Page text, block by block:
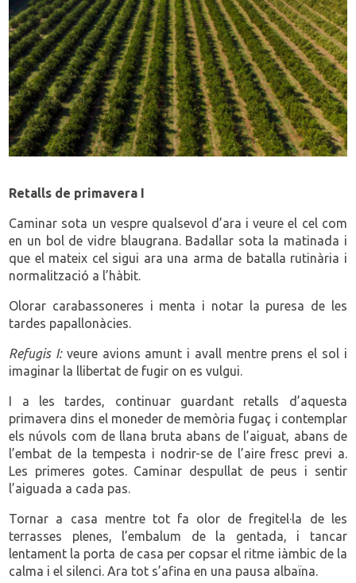
Retalls de primavera I
Caminar sota un vespre qualsevol d’ara i veure el cel com
en un bol de vidre blaugrana. Badallar sota la matinada i
que el mateix cel sigui ara una arma de batalla rutinària i
normalització a l’hàbit.
Olorar carabassoneres i menta i notar la puresa de les
tardes papallonàcies.
Refugis I:veure avions amunt i avall mentre prens el sol i
imaginar la llibertat de fugir on es vulgui.
I a les tardes, continuar guardant retalls d’aquesta
primavera dins el moneder de memòria fugaç i contemplar
els núvols com de llana bruta abans de l’aiguat, abans de
l’embat de la tempesta i nodrir-se de l’aire fresc previ a.
Les primeres gotes. Caminar despullat de peus i sentir
l’aiguada a cada pas.
Tornar a casa mentre tot fa olor de fregitel·la de les
terrasses plenes, l’embalum de la gentada, i tancar
lentament la porta de casa per copsar el ritme iàmbic de la
calma i el silenci. Ara tot s’afina en una pausa albaïna.